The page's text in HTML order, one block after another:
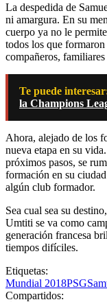
La despedida de
ni amargura. En su
cuerpo ya no le
todos los que
compañeros,
Te puede
la Champions
Ahora, alejado de los
nueva etapa en su
próximos pasos, se
formación en su
algún club formador.
Sea cual sea su
Umtiti se va como
generación francesa
tiempos difíciles.
Etiquetas:
Mundial 2018PSG
Compartidos: